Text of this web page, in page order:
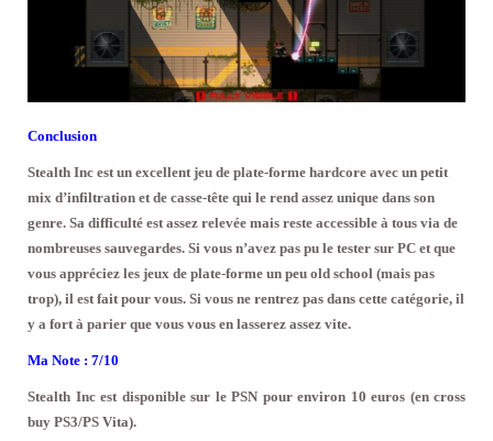
Conclusion
Stealth Inc est un excellent jeu de plate-forme hardcore avec un petit
mix d’infiltration et de casse-tête qui le rend assez unique dans son
genre. Sa difficulté est assez relevée mais reste accessible à tous via de
nombreuses sauvegardes. Si vous n’avez pas pu le tester sur PC et que
vous appréciez les jeux de plate-forme un peu old school (mais pas
trop), il est fait pour vous. Si vous ne rentrez pas dans cette catégorie, il
y a fort à parier que vous vous en lasserez assez vite.
Ma Note : 7/10
Stealth Inc est disponible sur le PSN pour environ 10 euros (en cross
buy PS3/PS Vita).